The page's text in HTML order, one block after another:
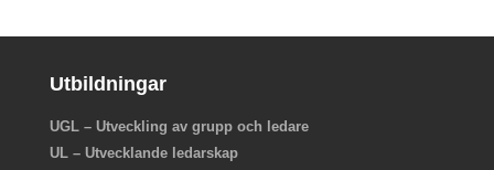
Utbildningar
UGL – Utveckling av grupp och ledare
UL – Utvecklande ledarskap